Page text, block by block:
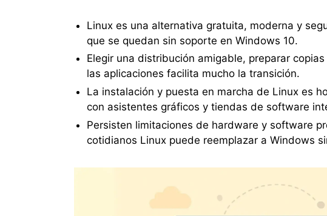
Linux es una alternativa gratuita, moderna y
que se quedan sin soporte en Windows 10.
Elegir una distribución amigable, preparar
las aplicaciones facilita mucho la transición.
La instalación y puesta en marcha de Linux es
con asistentes gráficos y tiendas de software
Persisten limitaciones de hardware y software
cotidianos Linux puede reemplazar a Windows